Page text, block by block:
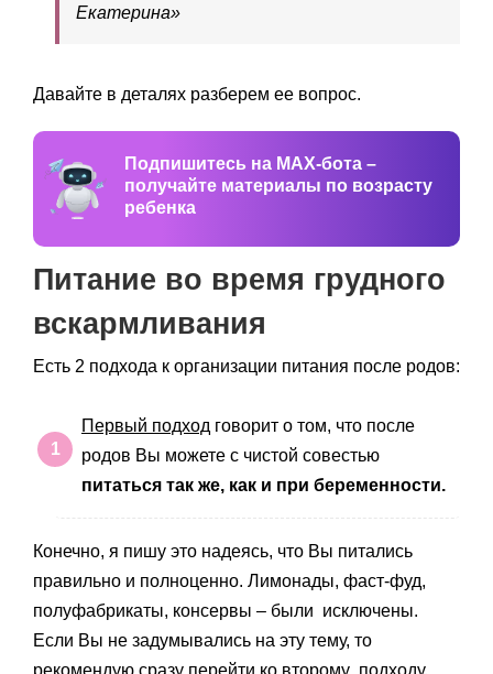
Екатерина»
Давайте в деталях разберем ее вопрос.
Подпишитесь на MAX-бота –
получайте материалы по возрасту
ребенка
Питание во время грудного
вскармливания
Есть 2 подхода к организации питания после родов:
Первый подход говорит о том, что после
родов Вы можете с чистой совестью
питаться так же, как и при беременности.
Конечно, я пишу это надеясь, что Вы питались
правильно и полноценно. Лимонады, фаст-фуд,
полуфабрикаты, консервы – были исключены.
Если Вы не задумывались на эту тему, то
рекомендую сразу перейти ко второму подходу.